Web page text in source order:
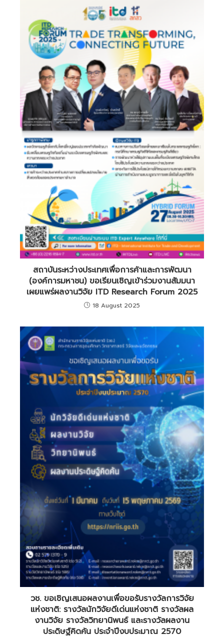
สถาบันระหว่างประเทศเพื่อการค้าและการพัฒนา
(องค์การมหาชน) ขอเรียนเชิญเข้าร่วมงานสัมมนา
เผยแพร่ผลงานวิจัย ITD Research Forum 2025
18 August 2025
วช. ขอเชิญเสนอผลงานเพื่อขอรับรางวัลการวิจัย
แห่งชาติ: รางวัลนักวิจัยดีเด่นแห่งชาติ รางวัลผล
งานวิจัย รางวัลวิทยานิพนธ์ และรางวัลผลงาน
ประดิษฐ์คิดค้น ประจำปีงบประมาณ 2570